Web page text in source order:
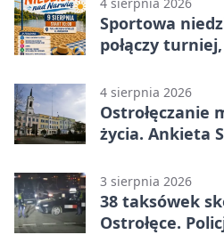
4 sierpnia 2026
Sportowa
połączy
4 sierpnia 2026
Ostrołęczanie
życia. Ankieta
3 sierpnia 2026
38 taksówek
Ostrołęce.